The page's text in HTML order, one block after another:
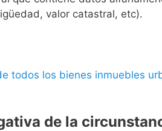
valor catastral, etc).
todos los bienes inmuebles
de la